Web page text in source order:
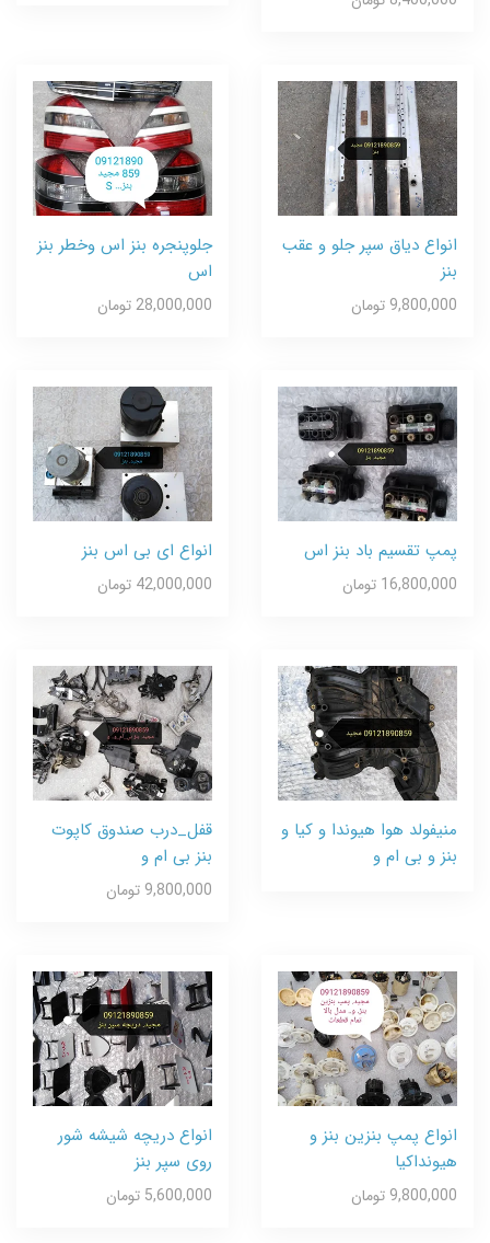
انواع دیاق سپر جلو و عقب
بنز
9,800,000 تومان
جلوپنجره بنز اس وخطر بنز
اس
28,000,000 تومان
پمپ تقسیم باد بنز اس
16,800,000 تومان
انواع ای بی اس بنز
42,000,000 تومان
منیفولد هوا هیوندا و کیا و
بنز و بی ام و
قفل_درب صندوق کاپوت
بنز بی ام و
9,800,000 تومان
انواع پمپ بنزین بنز و
هیونداکیا
9,800,000 تومان
انواع دریچه شیشه شور
روی سپر بنز
5,600,000 تومان